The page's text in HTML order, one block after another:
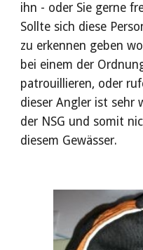
ihn - oder Sie gerne
Sollte sich diese
zu erkennen geben
bei einem der
patrouillieren, oder
dieser Angler ist sehr
der NSG und somit
diesem Gewässer.